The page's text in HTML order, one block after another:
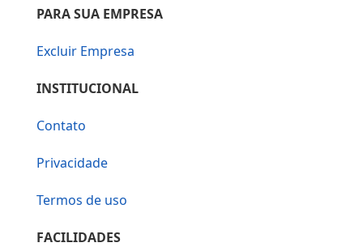
PARA SUA EMPRESA
Excluir Empresa
INSTITUCIONAL
Contato
Privacidade
Termos de uso
FACILIDADES